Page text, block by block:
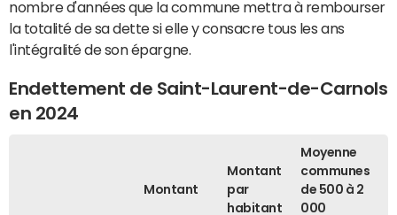
nombre d'années que la commune mettra à rembourser
la totalité de sa dette si elle y consacre tous les ans
l'intégralité de son épargne.
Endettement de Saint-Laurent-de-Carnols
en 2024
Montant
Montant
par
habitant
Moyenne
communes
de 500 à 2
000